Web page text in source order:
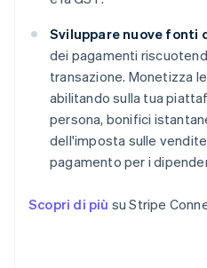
Sviluppare nuove fonti
dei pagamenti
transazione. Monetizza
abilitando sulla tua
persona, bonifici
dell'imposta sulle
pagamento per i
Scopri di più su Stripe